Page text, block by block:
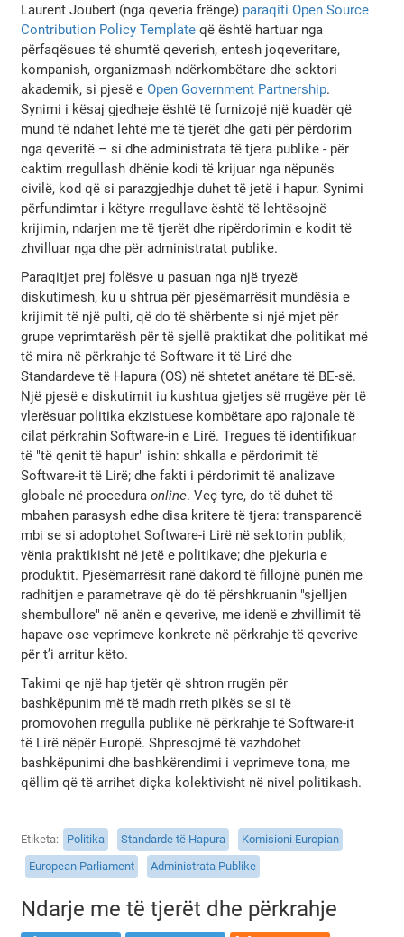
Laurent Joubert (nga qeveria frënge) paraqiti Open Source
Contribution Policy Template që është hartuar nga
përfaqësues të shumtë qeverish, entesh joqeveritare,
kompanish, organizmash ndërkombëtare dhe sektori
akademik, si pjesë eOpen Government Partnership.
Synimi i kësaj gjedheje është të furnizojë një kuadër që
mund të ndahet lehtë me të tjerët dhe gati për përdorim
nga qeveritë – si dhe administrata të tjera publike - për
caktim rregullash dhënie kodi të krijuar nga nëpunës
civilë, kod që si parazgjedhje duhet të jetë i hapur. Synimi
përfundimtar i këtyre rregullave është të lehtësojnë
krijimin, ndarjen me të tjerët dhe ripërdorimin e kodit të
zhvilluar nga dhe për administratat publike.
Paraqitjet prej folësve u pasuan nga një tryezë
diskutimesh, ku u shtrua për pjesëmarrësit mundësia e
krijimit të një pulti, që do të shërbente si një mjet për
grupe veprimtarësh për të sjellë praktikat dhe politikat më
të mira në përkrahje të Software-it të Lirë dhe
Standardeve të Hapura (OS) në shtetet anëtare të BE-së.
Një pjesë e diskutimit iu kushtua gjetjes së rrugëve për të
vlerësuar politika ekzistuese kombëtare apo rajonale të
cilat përkrahin Software-in e Lirë. Tregues të identifikuar
të "të qenit të hapur" ishin: shkalla e përdorimit të
Software-it të Lirë; dhe fakti i përdorimit të analizave
globale në proceduraonline. Veç tyre, do të duhet të
mbahen parasysh edhe disa kritere të tjera: transparencë
mbi se si adoptohet Software-i Lirë në sektorin publik;
vënia praktikisht në jetë e politikave; dhe pjekuria e
produktit. Pjesëmarrësit ranë dakord të fillojnë punën me
radhitjen e parametrave që do të përshkruanin "sjelljen
shembullore" në anën e qeverive, me idenë e zhvillimit të
hapave ose veprimeve konkrete në përkrahje të qeverive
për t’i arritur këto.
Takimi qe një hap tjetër që shtron rrugën për
bashkëpunim më të madh rreth pikës se si të
promovohen rregulla publike në përkrahje të Software-it
të Lirë nëpër Europë. Shpresojmë të vazhdohet
bashkëpunimi dhe bashkërendimi i veprimeve tona, me
qëllim që të arrihet diçka kolektivisht në nivel politikash.
Etiketa Politika Standarde të Hapura
Komisioni Europian
European Parliament
Administrata Publike
Ndarje me të tjerët dhe përkrahje